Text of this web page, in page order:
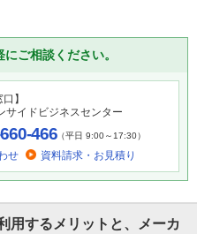
ご相談ください。
】
サイドビジネスセンター
466（平日 9:00～17:30）
せ 資料請求・お見積り
用するメリットと、メーカ